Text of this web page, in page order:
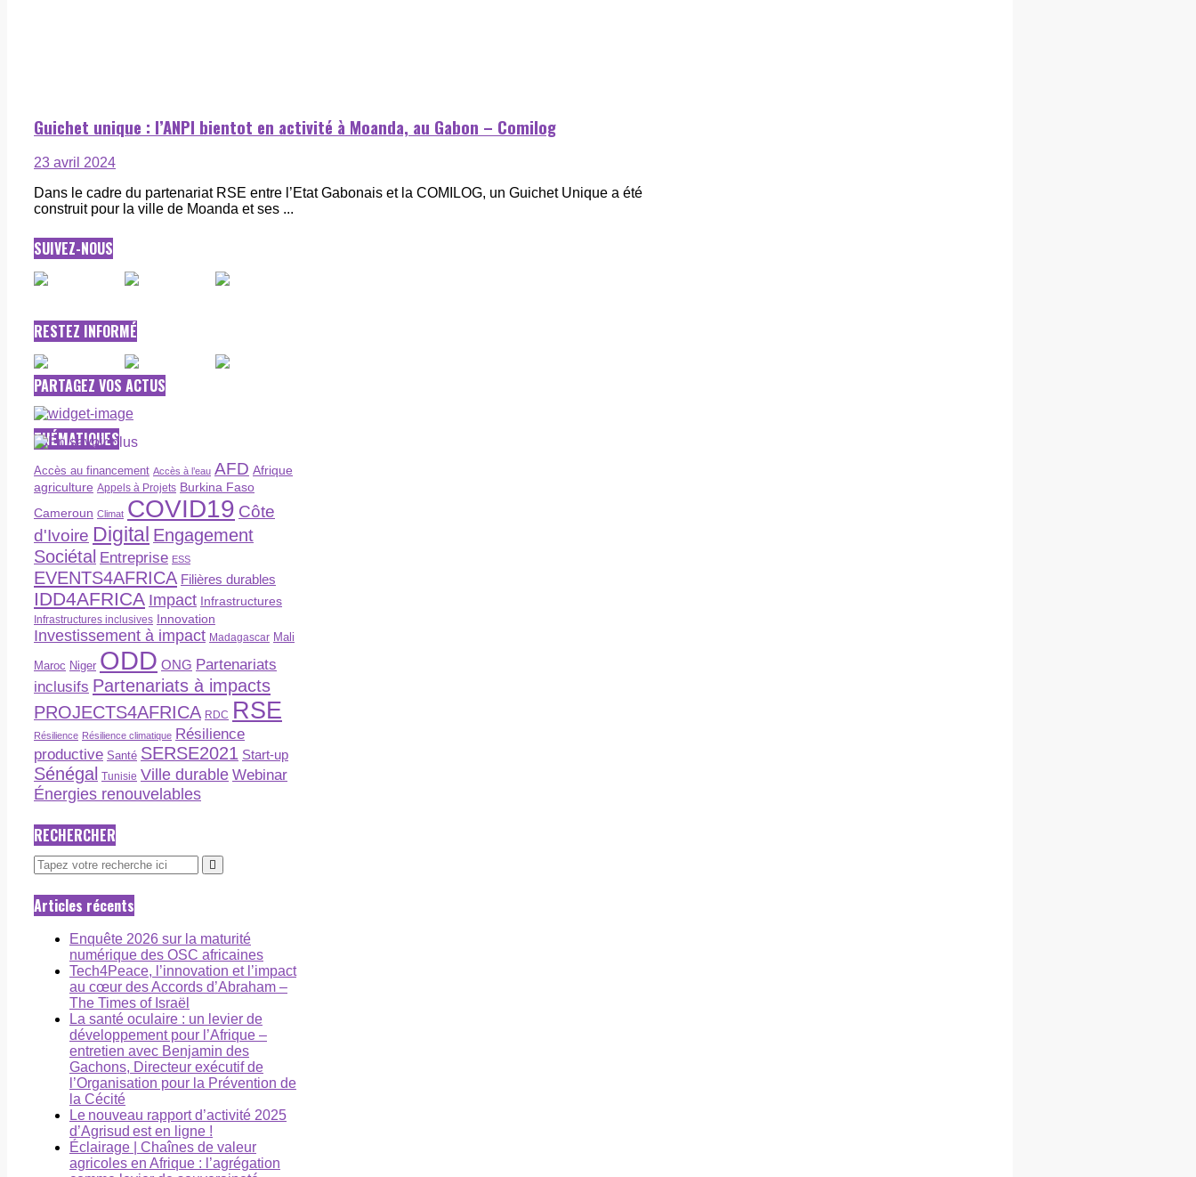
Guichet unique : l’ANPI bientot en activité à Moanda, au Gabon – Comilog
23 avril 2024
Dans le cadre du partenariat RSE entre l’Etat Gabonais et la COMILOG, un Guichet Unique a été
construit pour la ville de Moanda et ses ...
SUIVEZ-NOUS
RESTEZ INFORMÉ
PARTAGEZ VOS ACTUS
THÉMATIQUES
Accès au financement Accès à l’eau AFD Afrique
agriculture Appels à Projets Burkina Faso
Cameroun Climat COVID19 Côte
d'Ivoire Digital Engagement
Sociétal Entreprise ESS
EVENTS4AFRICA Filières durables
IDD4AFRICA Impact Infrastructures
Infrastructures inclusives Innovation
Investissement à impact Madagascar Mali
Maroc Niger ODD ONG Partenariats
inclusifs Partenariats à impacts
PROJECTS4AFRICA RDC RSE
Résilience Résilience climatique Résilience
productive Santé SERSE2021 Start-up
Sénégal Tunisie Ville durable Webinar
Énergies renouvelables
RECHERCHER
Articles récents
Enquête 2026 sur la maturité
numérique des OSC africaines
Tech4Peace, l’innovation et l’impact
au cœur des Accords d’Abraham –
The Times of Israël
La santé oculaire : un levier de
développement pour l’Afrique –
entretien avec Benjamin des
Gachons, Directeur exécutif de
l’Organisation pour la Prévention de
la Cécité
Le nouveau rapport d’activité 2025
d’Agrisud est en ligne !
Éclairage | Chaînes de valeur
agricoles en Afrique : l’agrégation